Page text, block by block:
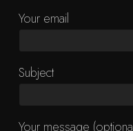
Your email
Subject
Your message